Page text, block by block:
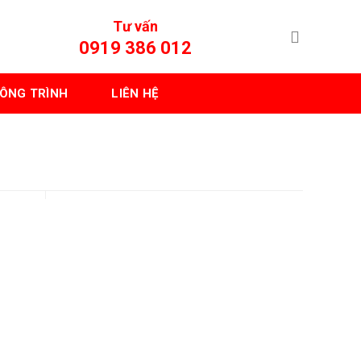
Tư vấn
0919 386 012
TRÌNH LIÊN HỆ